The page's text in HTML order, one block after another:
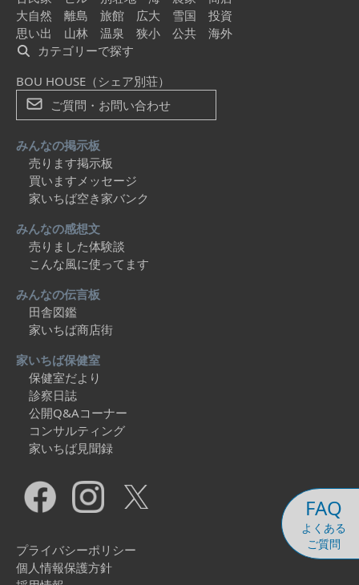
FAQ
よくある
ご質問
大自然
離島 旅館 広大 雪国
投資
思い出
山林 温泉 狭小 公共
海外
カテゴリーで探す
BOU HOUSE（シェア別荘）
ご質問・お問い合わせ
みんなの掲示板
売ります掲示板
買いますメッセージ
家いちば空き家バンク
みんなの感想文
売りました体験談
こんな風に使ってます
みんなの伝言板
田舎図鑑
家いちば商店街
家いちば保健室
保健室だより
診察日誌
公開Q&Aコーナー
コンサルティング
家いちば見聞録
プライバシーポリシー
個人情報保護方針